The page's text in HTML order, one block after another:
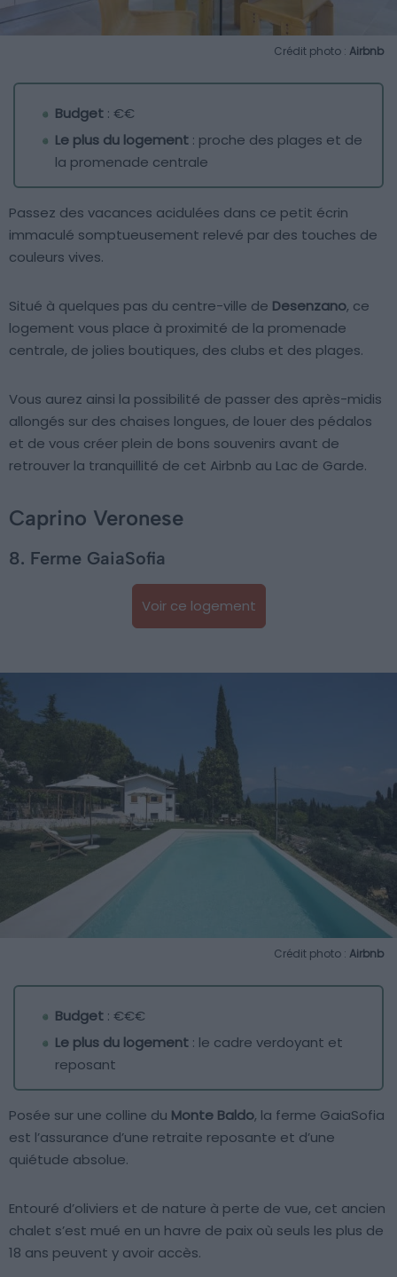
Crédit photo : Airbnb
Budget : €€
Le plus du logement : proche des plages et de
la promenade centrale
Passez des vacances acidulées dans ce petit écrin
immaculé somptueusement relevé par des touches de
couleurs vives.
Situé à quelques pas du centre-ville de Desenzano, ce
logement vous place à proximité de la promenade
centrale, de jolies boutiques, des clubs et des plages.
Vous aurez ainsi la possibilité de passer des après-midis
allongés sur des chaises longues, de louer des pédalos
et de vous créer plein de bons souvenirs avant de
retrouver la tranquillité de cet Airbnb au Lac de Garde.
Caprino Veronese
8. Ferme GaiaSofia
Voir ce logement
Crédit photo : Airbnb
Budget : €€€
Le plus du logement : le cadre verdoyant et
reposant
Posée sur une colline du Monte Baldo, la ferme GaiaSofia
est l’assurance d’une retraite reposante et d’une
quiétude absolue.
Entouré d’oliviers et de nature à perte de vue, cet ancien
chalet s’est mué en un havre de paix où seuls les plus de
18 ans peuvent y avoir accès.